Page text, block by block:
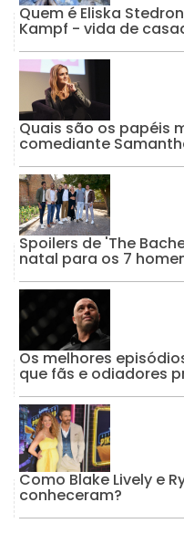
Quem é Eliska
Kampf - vida de
Quais são os papéis
comediante
Spoilers de 'The
natal para os 7
Os melhores
que fãs e odiadores
Como Blake Lively e
conheceram?